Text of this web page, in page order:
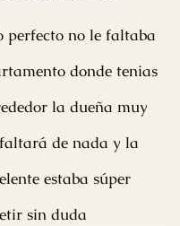
perfecto no le faltaba
donde tenias
la dueña muy
de nada y la
estaba súper
sin duda